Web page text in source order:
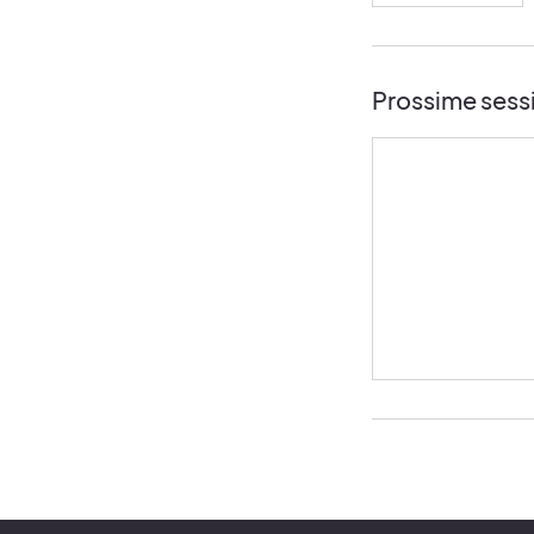
Prossime